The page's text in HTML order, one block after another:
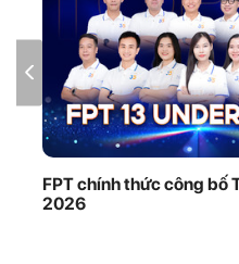
FPT chính thức công bố
2026